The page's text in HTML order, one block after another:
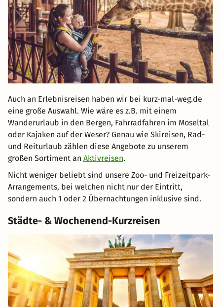
Auch an Erlebnisreisen haben wir bei kurz-mal-weg.de
eine große Auswahl. Wie wäre es z.B. mit einem
Wanderurlaub in den Bergen, Fahrradfahren im Moseltal
oder Kajaken auf der Weser? Genau wie Skireisen, Rad-
und Reiturlaub zählen diese Angebote zu unserem
großen Sortiment an Aktivreisen.
Nicht weniger beliebt sind unsere Zoo- und Freizeitpark-
Arrangements, bei welchen nicht nur der Eintritt,
sondern auch 1 oder 2 Übernachtungen inklusive sind.
Städte- & Wochenend-Kurzreisen